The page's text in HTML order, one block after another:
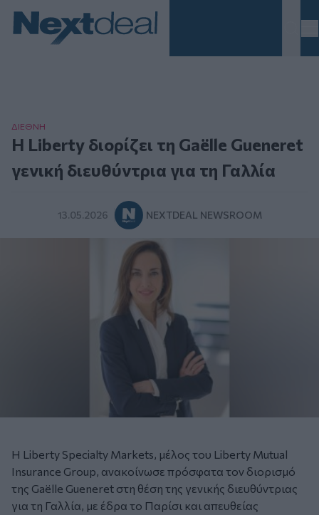
ΔΙΕΘΝΗ
Η Liberty διορίζει τη Gaëlle Gueneret
γενική διευθύντρια για τη Γαλλία
13.05.2026 NEXTDEAL NEWSROOM
Η Liberty Specialty Markets, μέλος του Liberty Mutual
Insurance Group, ανακοίνωσε πρόσφατα τον διορισμό
της Gaëlle Gueneret στη θέση της γενικής διευθύντριας
για τη Γαλλία, με έδρα το Παρίσι και απευθείας